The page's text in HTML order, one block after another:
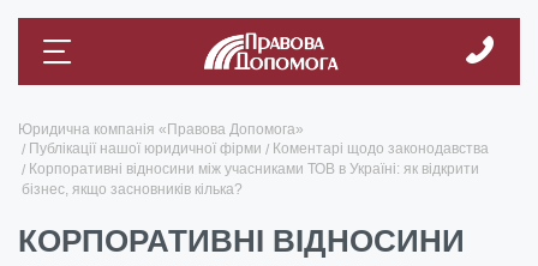
Юридична компанія «Правова Допомога»
Публікації нашої юридичної фірми
Коментарі щодо законодавства
Корпоративні відносини між учасниками ТОВ в Україні: як відкрити
бізнес, якщо засновників кілька?
КОРПОРАТИВНІ ВІДНОСИНИ